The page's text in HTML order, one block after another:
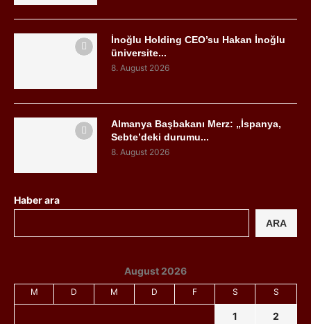
İnoğlu Holding CEO’su Hakan İnoğlu
üniversite...
8. August 2026
Almanya Başbakanı Merz: „İspanya,
Sebte’deki durumu...
8. August 2026
Haber ara
ARA
August 2026
M D M D F S S
1
2